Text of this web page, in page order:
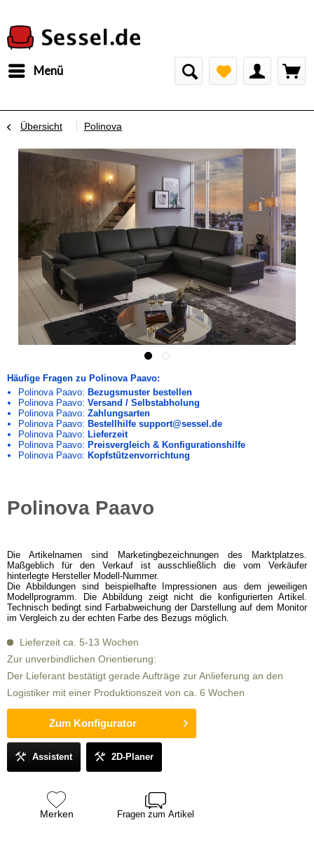
Menü
Übersicht Polinova
Häufige Fragen zu Polinova Paavo:
Polinova Paavo: Bezugsmuster bestellen
Polinova Paavo: Versand / Selbstabholung
Polinova Paavo: Zahlungsarten
Polinova Paavo: Bestellhilfe support@sessel.de
Polinova Paavo: Lieferzeit
Polinova Paavo: Preisvergleich & Konfigurationshilfe
Polinova Paavo: Kopfstützenvorrichtung
Polinova Paavo
Die Artikelnamen sind Marketingbezeichnungen des Marktplatzes.
Maßgeblich für den Verkauf ist ausschließlich die vom Verkäufer
hinterlegte Hersteller Modell-Nummer.
Die Abbildungen sind beispielhafte Impressionen aus dem jeweiligen
Modellprogramm. Die Abbildung zeigt nicht die konfigurierten Artikel.
Technisch bedingt sind Farbabweichung der Darstellung auf dem Monitor
im Vergleich zu der echten Farbe des Bezugs möglich.
Lieferzeit ca. 5-13 Wochen
Zur unverbindlichen Orientierung:
Der Lieferant bestätigt gerade Aufträge zur Anlieferung an den
Logistiker mit einer Produktionszeit von ca. 6 Wochen
Zum Konfigurator
Assistent 2D-Planer
Merken Fragen zum Artikel